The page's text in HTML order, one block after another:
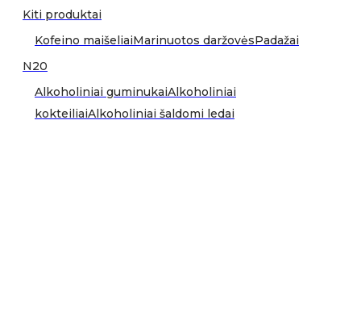
Kiti produktai
Kofeino maišeliaiMarinuotos daržovėsPadažai
N20
Alkoholiniai guminukaiAlkoholiniai
kokteiliaiAlkoholiniai šaldomi ledai